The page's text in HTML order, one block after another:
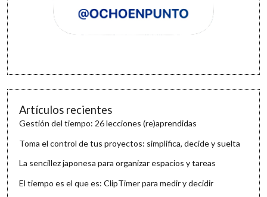
Artículos recientes
Gestión del tiempo: 26 lecciones (re)aprendidas
Toma el control de tus proyectos: simplifica, decide y suelta
La sencillez japonesa para organizar espacios y tareas
El tiempo es el que es: ClipTimer para medir y decidir